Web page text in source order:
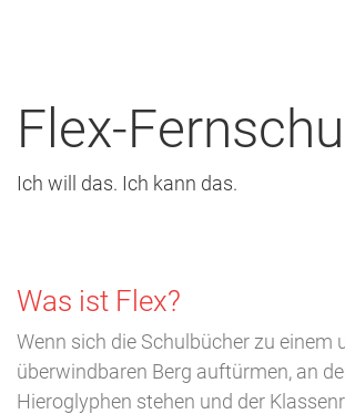
Flex-
Ich will das. Ich kann das.
Was ist Flex?
Wenn sich die Schulbücher zu einem
überwindbaren Berg auftürmen, an
Hieroglyphen stehen und der